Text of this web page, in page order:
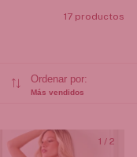
17 productos
Ordenar por:
Más vendidos
1 / 2